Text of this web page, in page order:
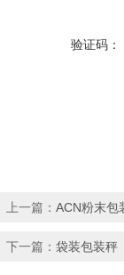
验证码：
上一篇： ACN粉末包
下一篇： 袋装包装秤